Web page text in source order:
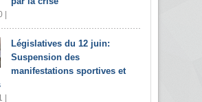
|
Législatives du 12 juin:
Suspension des
manifestations sportives et
|